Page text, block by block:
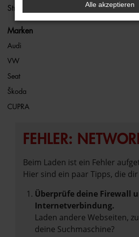
Straßen von Hamburg lassen. Ohne
Marken
Audi
VW
Seat
Škoda
CUPRA
FEHLER:
Beim Laden ist ein Fehler
Hier sind ein paar Tipps, die
Überprüfe deine Firewall
Internetverbindung.
Laden andere Webseiten,
deine Suchmaschine?
Alle akzeptieren